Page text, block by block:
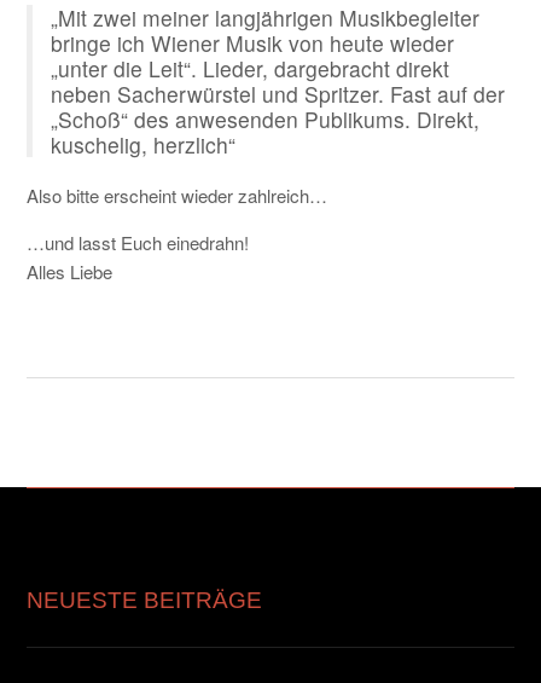
„Mit zwei meiner langjährigen Musikbegleiter
bringe ich Wiener Musik von heute wieder
„unter die Leit“. Lieder, dargebracht direkt
neben Sacherwürstel und Spritzer. Fast auf der
„Schoß“ des anwesenden Publikums. Direkt,
kuschelig, herzlich“
Also bitte erscheint wieder zahlreich…
…und lasst Euch einedrahn!
Alles Liebe
NEUESTE BEITRÄGE